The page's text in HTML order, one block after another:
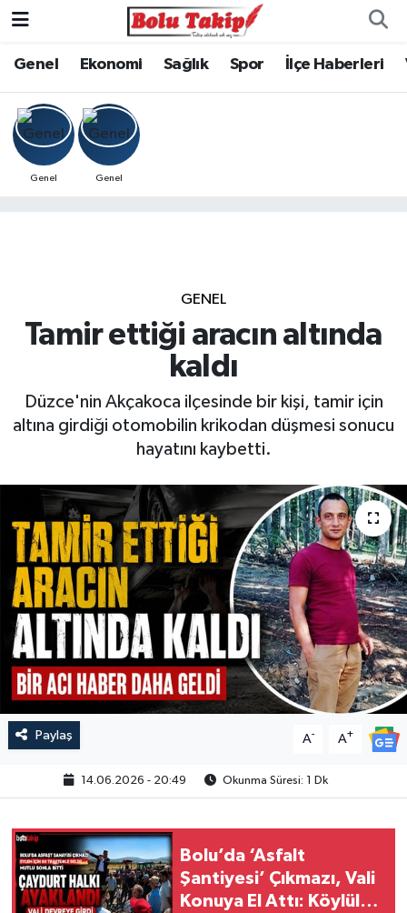
Genel Ekonomi Sağlık Spor İlçe Haberleri
Genel Genel
GENEL
Tamir ettiği aracın altında
kaldı
Düzce'nin Akçakoca ilçesinde bir kişi, tamir için
altına girdiği otomobilin krikodan düşmesi sonucu
hayatını kaybetti.
Paylaş A- A+
14.06.2026 - 20:49 Okunma Süresi: 1 Dk
Bolu’da ‘Asfalt
Şantiyesi’ Çıkmazı, Vali
Konuya El Attı: Köylüler